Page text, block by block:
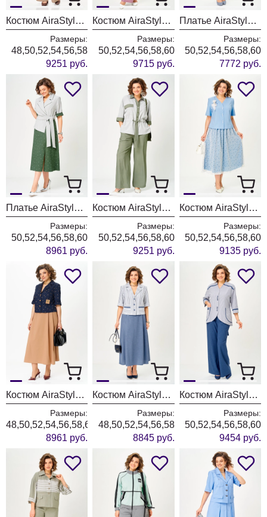
Костюм AiraStyle 24255 серо-бежевый
Размеры:
48,50,52,54,56,58
9251 руб.
Костюм AiraStyle 24252 пыльная роза + белый
Размеры:
50,52,54,56,58,60
9715 руб.
Платье AiraStyle 24433 синий
Размеры:
50,52,54,56,58,60
7772 руб.
Платье AiraStyle 24432 зеленый
Размеры:
50,52,54,56,58,60
8961 руб.
Костюм AiraStyle 24254 зеленый
Размеры:
50,52,54,56,58,60
9251 руб.
Костюм AiraStyle 24142 голубой
Размеры:
50,52,54,56,58,60
9135 руб.
Костюм AiraStyle 24120А капучино+синий
Размеры:
48,50,52,54,56,58,60
8961 руб.
Костюм AiraStyle 24141
Размеры:
48,50,52,54,56,58
8845 руб.
Костюм AiraStyle 24251
Размеры:
50,52,54,56,58,60
9454 руб.